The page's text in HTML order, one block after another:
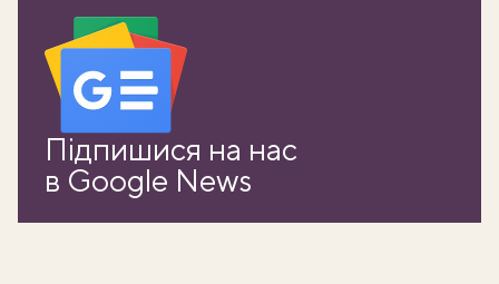
Підпишися на нас
в Google News